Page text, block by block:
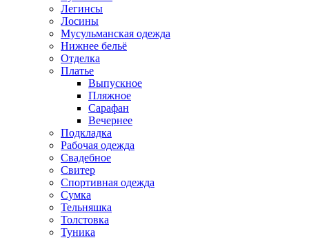
Легинсы
Лосины
Мусульманская одежда
Нижнее бельё
Отделка
Платье
Выпускное
Пляжное
Сарафан
Вечернее
Подкладка
Рабочая одежда
Свадебное
Свитер
Спортивная одежда
Сумка
Тельняшка
Толстовка
Туника